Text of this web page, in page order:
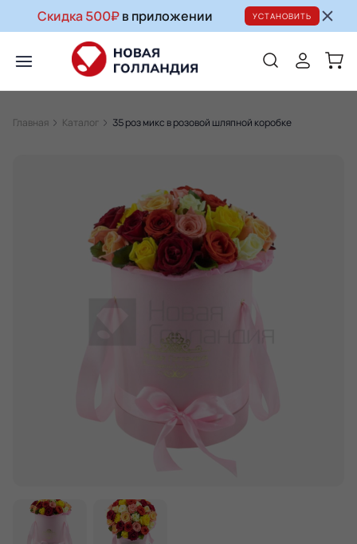
Скидка 500₽в приложении УСТАНОВИТЬ
Главная Каталог 35 роз микс в розовой шляпной коробке